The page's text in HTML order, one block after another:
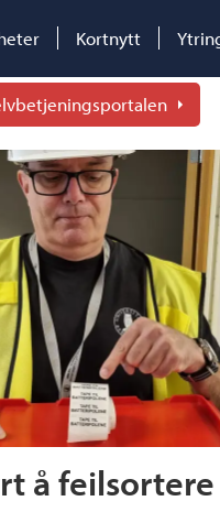
Kortnytt
å